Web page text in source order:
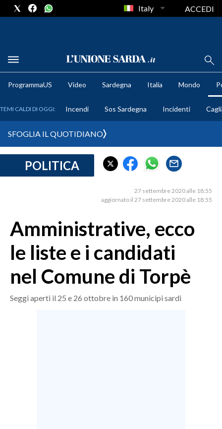
METEO
CRONACA SARDEGNA
MEDIO CAMPIDANO
SASSARI E PROVINCIA
GALLURA
NUORO E PROVINCIA
OGLIASTRA
Italy ACCEDI
ProgrammaUS Video Sardegna Italia Mondo
TEMI CALDI DI OGGI: Incendi Sos Sardegna Incidenti
SFOGLIA IL QUOTIDIANO
POLITICA
27 settembre 2020 alle 18:55
aggiornato il 27 settembre 2020 alle 18:55
Amministrative, ecco
le liste e i candidati
nel Comune di Torpè
Seggi aperti il 25 e 26 ottobre in 160 municipi sardi